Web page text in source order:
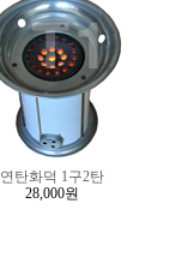
연탄화덕 1구2탄
28,000원